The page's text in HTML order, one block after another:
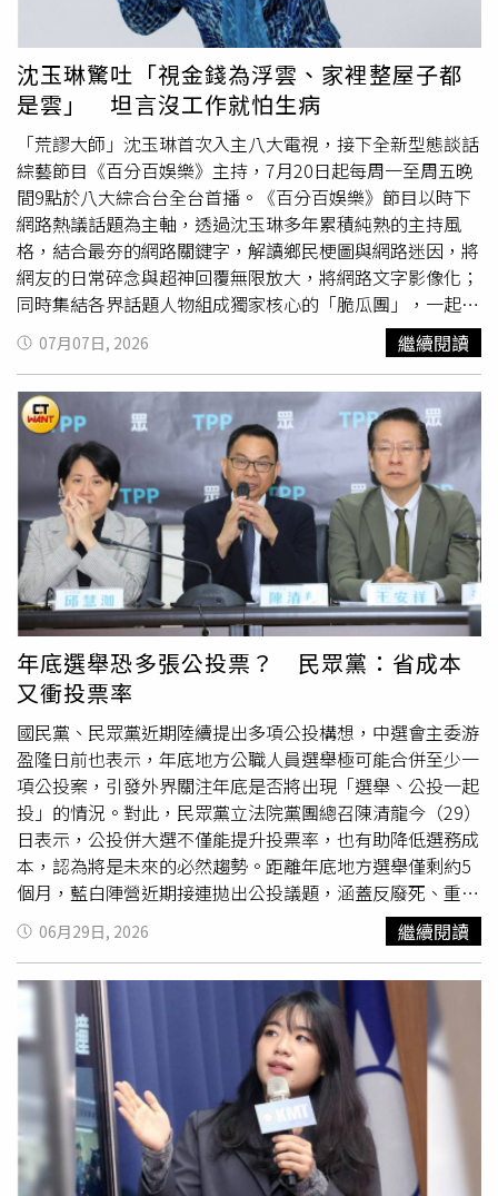
民間信仰，現在每到一間特色宮廟，都會忍不住思考背後是
否還有值得研究的題目 。未來除了考慮出版專書、挑戰博士
班外，德馨也計畫經營自媒體分享信仰文化內容，並利用難
得的空檔走訪全台知名月老廟，持續投入相關研究。她透
露，近期已首次受邀擔任研討會講者，以「學者」身分分享
研究成果，笑說看到邀請函上的頭銜時既驚喜又感動，「第
一次以學者身分演講，還領到演講費，感覺真的很不一
樣。」德馨近日順利完成碩士學位。（圖／三立）
活中，顏曉筠認為算命是一種促使人們對未來的不確定性跟
未知命運的好奇動力，「與其說是算命，不如說是找尋個人
人生題目和縮小範圍找尋答案。」顏曉筠自己也曾有算命的
經驗，但聽到的答案其實都比較籠統，所以聽了之後不會特
別糾結。這次演出中視《樓上樓下》，顏曉筠也將挑戰「媽
媽」一角，未婚的她認為世上的媽媽是千百樣，「我所飾演
的母親偏向以聆聽和交流為出發點」。而她自己私下和母親
的互動，會是直接表現在行動上，「例如她想吃什麼、她想
做什麼，我都會安排時間陪她，她所做的事情我都會尊重，
但如果踩到雷點，還是會直接當面說，分析讓媽媽知道。」
顏曉筠聊到長大後她也曾經嘗試去擁抱父母，但感受到父母
對於這麼直接的行動其實沒有那麼自在，她就調整了方式。
顏曉筠如今在演藝圈有不少作品演出，她感性透露，「不管
是國標舞也好，戲劇也好，已默默地累積許多經驗，希望他
們會覺得女兒是讓他們感到驕傲的。」由顏曉筠攜手柯叔
元、翁家明、龍語申、林宜禾等一同演出的中視自製八點檔
《樓上樓下》自7月29日起周一至周五晚間8點播出。中視
八點檔《樓上樓下》演員(右起)柯叔元、翁家明、顏曉筠。
（圖／中視）
沈玉琳驚吐「視金錢為浮雲、家裡整屋子都
是雲」 坦言沒工作就怕生病
「荒謬大師」沈玉琳首次入主八大電視，接下全新型態談話
綜藝節目《百分百娛樂》主持，7月20日起每周一至周五晚
間9點於八大綜合台全台首播。《百分百娛樂》節目以時下
網路熱議話題為主軸，透過沈玉琳多年累積純熟的主持風
格，結合最夯的網路關鍵字，解讀鄉民梗圖與網路迷因，將
網友的日常碎念與超神回覆無限放大，將網路文字影像化；
同時集結各界話題人物組成獨家核心的「脆瓜團」，一起在
節目中參與討論，甚至透過節目官方Threads帳號發起串
文，進行社群連動，期望打造更深入的觀眾即時互動，沈玉
琳透露：「《百分百娛樂》厲害就在於觀眾看的播出內容，
都是時下最新鮮的話題！」《百分百娛樂》首創將透過「吃
瓜氣場」包裝社群綜藝，打造全新的節目類型；擔綱主持重
任的沈玉琳表示，第一次接到節目企劃時，認為製作單位
「奇思妙想」？！因為現今節目在製作上所面臨的困境，就
是要找新穎的主題很不容易，沈玉琳說：「與其靠企劃群每
天挖空心思，那不如取之社會用之社會，將網路熱門話題帶
到節目中，這也顛覆了台灣節目製作近年來尋找題目
的想
像。」面對與時俱進的網路社群的使用習慣與看法，沈玉琳
坦言自己沒太多嗜好，私下時間幾乎用在了解時事動態，除
了會看首頁推播新聞，還會瀏覽粉絲團、社群熱門話題，沈
玉琳開玩笑說：「說我無聊也是夠無聊，但也因此我應該還
算是演藝圈50歲以上藝人當中最跟得上流行的，這也是為什
麼我持續不斷受到追捧的原因，就是我永遠不會落後時
代。」面對外界關心的身體狀況，沈玉琳認為要活就要動，
他表示自己曾經在家休息了3天，到第4天就覺得再這樣下去
會生病，他逗趣回應：「所以大家看我很愛賺錢倒也不是，
老實講我現在視金錢為浮雲，我們家整屋子都是雲，錢已經
不是主要考量，而是在散播歡樂散播愛的同時，我們心裡也
會很充實。」
07月07日, 2026 繼續閱讀
年底選舉恐多張公投票？ 民眾黨：省成本
又衝投票率
國民黨、民眾黨近期陸續提出多項公投構想，中選會主委游
盈隆日前也表示，年底地方公職人員選舉極可能合併至少一
項公投案，引發外界關注年底是否將出現「選舉、公投一起
投」的情況。對此，民眾黨立法院黨團總召陳清龍今（29）
日表示，公投併大選不僅能提升投票率，也有助降低選務成
本，認為將是未來的必然趨勢。距離年底地方選舉僅剩約5
個月，藍白陣營近期接連拋出公投議題，涵蓋反廢死、重啟
核電及鞭刑等內容。不過，過去公投綁大選曾因選務繁雜及
「邊投票、邊開票」等情形引發爭議，因此若今年再度併
辦，中選會如何因應選務負荷，也成為外界關注焦點。陳清
龍表示，公投是期待透過公民投票，把現有推動的重大政策
讓全國民眾投票，表達贊同或不同意見。目前國民黨跟民眾
黨各提出公投
，兩者並沒有衝突、也沒有困難。陳清龍
指出，對於國民黨提併行公投，民眾黨表達尊重；但若國民
黨在本週五就要提出，民眾黨團也將對此快速進行討論與研
議。他另提到，對於重大犯罪應該維持死刑，以目前的社會
狀態和民意，是有高度民意支持的題目。陳清龍強調，從過
去經驗可以了解，單獨舉辦公投，選務成本非常高；加上公
06月29日, 2026 繼續閱讀